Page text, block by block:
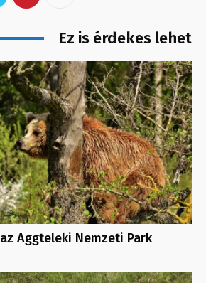
Ez is érdekes lehet
Aggteleki Nemzeti Park